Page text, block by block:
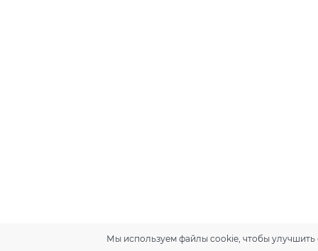
Мы используем файлы cookie, чтобы улучшить